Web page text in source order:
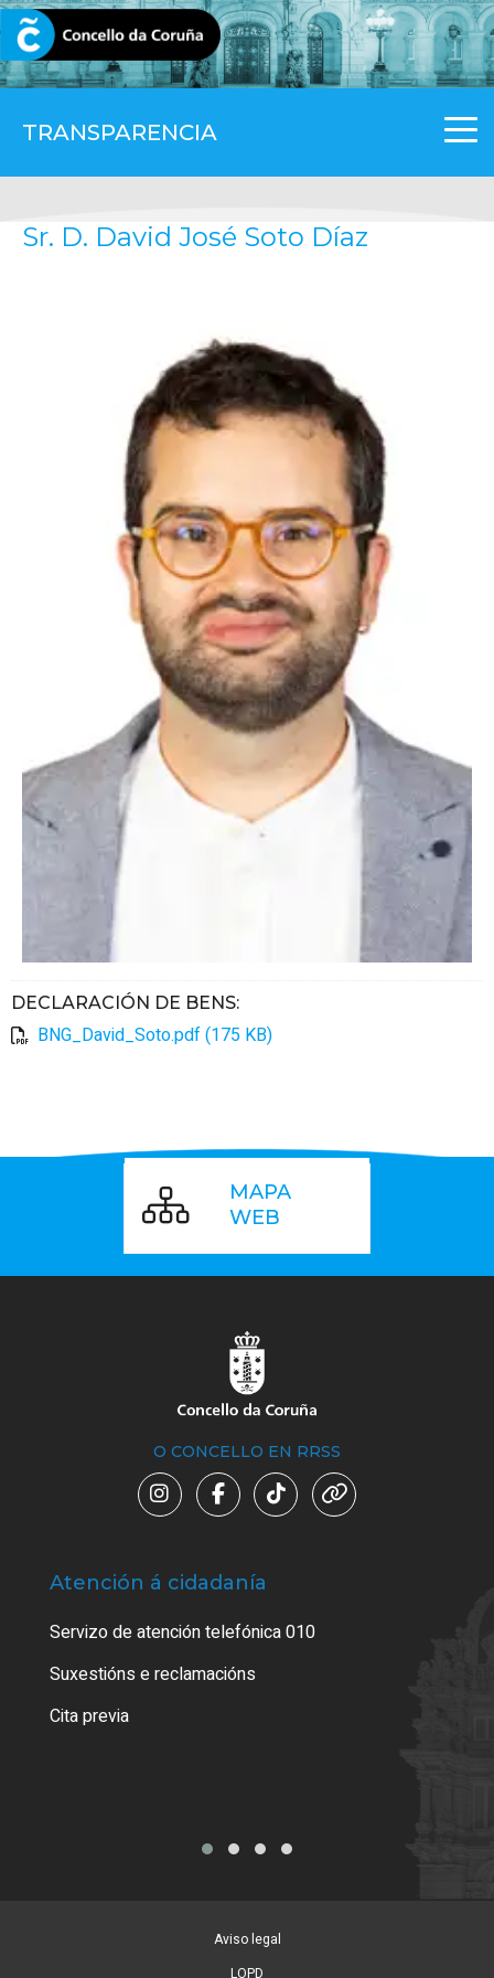
TRANSPARENCIA
CORUNA.GAL
Sr. D. David José Soto Díaz
DECLARACIÓN DE BENS:
BNG_David_Soto.pdf (175 KB)
MAPA
WEB
O CONCELLO EN RRSS
Atención á cidadanía
Servizo de atención telefónica 010
Suxestións e reclamacións
Cita previa
Aviso legal
LOPD